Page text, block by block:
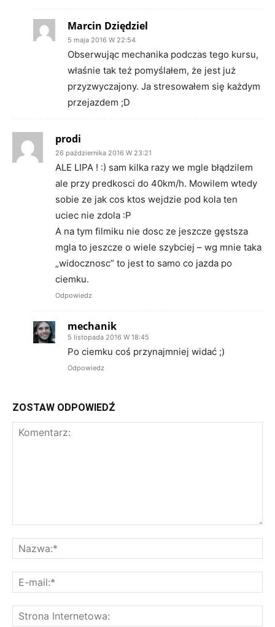
Marcin Dziędziel
5 maja 2016 W 22:54
Obserwując mechanika podczas tego kursu,
właśnie tak też pomyślałem, że jest już
przyzwyczajony. Ja stresowałem się każdym
przejazdem ;D
prodi
26 października 2016 W 23:21
ALE LIPA ! :) sam kilka razy we mgle błądzilem
ale przy predkosci do 40km/h. Mowilem wtedy
sobie ze jak cos ktos wejdzie pod kola ten
uciec nie zdola :P
A na tym filmiku nie dosc ze jeszcze gęstsza
mgla to jeszcze o wiele szybciej – wg mnie taka
„widocznosc” to jest to samo co jazda po
ciemku.
Odpowiedz
mechanik
5 listopada 2016 W 18:45
Po ciemku coś przynajmniej widać ;)
Odpowiedz
ZOSTAW ODPOWIEDŹ